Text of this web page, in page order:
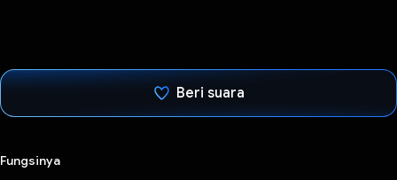
Beri suara
Fungsinya